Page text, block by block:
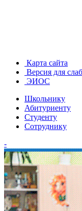
Карта сайта
Версия для
ЭИОС
Школьнику
Абитуриенту
Студенту
Сотруднику
-